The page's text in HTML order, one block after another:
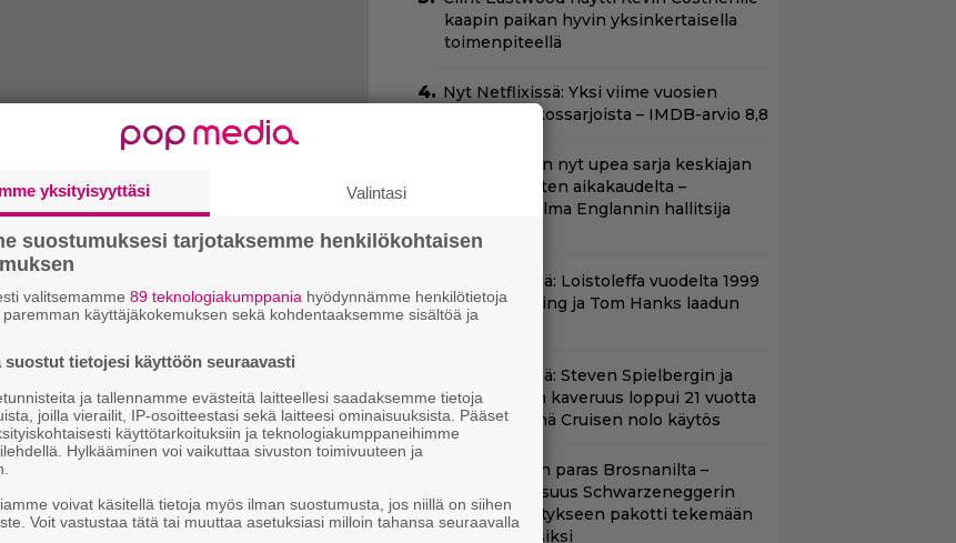
vasta kuvausten viimeisenä
taustavärillä kopiosuojatun
vasta, kun oli aika kuvata.
salassapitolausekkeet osana
kaapin paikan hyvin yksinkertaisella
toimenpiteellä
Nyt Netflixissä: Yksi viime vuosien
parhaista rikossarjoista – IMDB-arvio 8,8
Netflixissä on nyt upea sarja keskiajan
kuninkaallisten aikakaudelta –
keskiössä julma Englannin hallitsija
Henrik VIII
Tänään tv:ssä: Loistoleffa vuodelta 1999
– Stephen King ja Tom Hanks laadun
takeina
Tänään tv:ssä: Steven Spielbergin ja
Tom Cruisen kaveruus loppui 21 vuotta
sitten – Syynä Cruisen nolo käytös
Illan Bond on paras Brosnanilta –
samankaltaisuus Schwarzeneggerin
toimintatykitykseen pakotti tekemään
kässärin uusiksi
yksityisyyttäsi Valintasi
suostumuksesi tarjotaksemme henkilökohtaisen
valitsemamme 89 teknologiakumppania hyödynnämme henkilötietoja
käyttäjäkokemuksen sekä kohdentaaksemme sisältöä ja
suostut tietojesi käyttöön seuraavasti
ja tallennamme evästeitä laitteellesi saadaksemme tietoja
joilla vierailit, IP-osoitteestasi sekä laitteesi ominaisuuksista. Pääset
käyttötarkoituksiin ja teknologiakumppaneihimme
Hylkääminen voi vaikuttaa sivuston toimivuuteen ja
voivat käsitellä tietoja myös ilman suostumusta, jos niillä on siihen
Voit vastustaa tätä tai muuttaa asetuksiasi milloin tahansa seuraavalla